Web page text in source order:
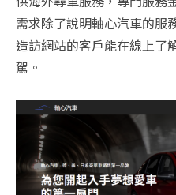
需求除了說明軸心汽車的服
造訪網站的客戶能在線上了
駕。